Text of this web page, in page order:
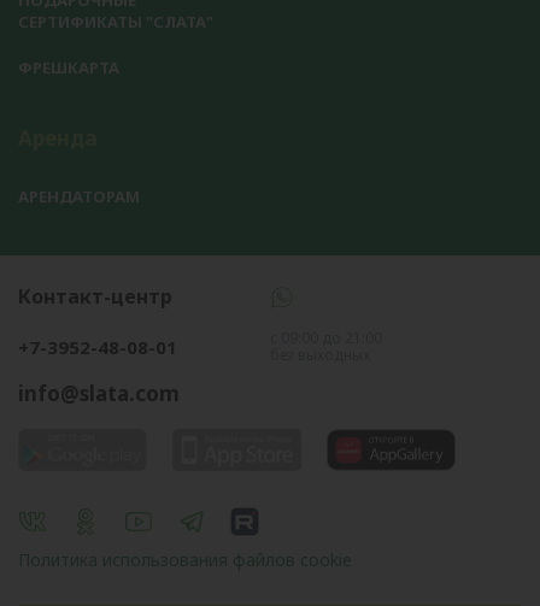
СЕРТИФИКАТЫ "СЛАТА"
ФРЕШКАРТА
АРЕНДАТОРАМ
Контакт-центр
+7-3952-48-08-01
info@slata.com
Политика использования файлов cookie